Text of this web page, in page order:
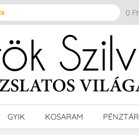
0 Ft
GYIK KOSARAM PÉNZTÁR